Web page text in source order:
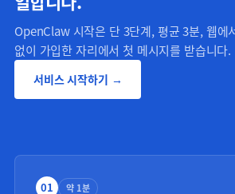
OpenClaw 시작은 단 3단계, 평균 3분, 웹에
없이 가입한 자리에서 첫 메시지를 받습니다.
서비스 시작하기 →
01 약 1분